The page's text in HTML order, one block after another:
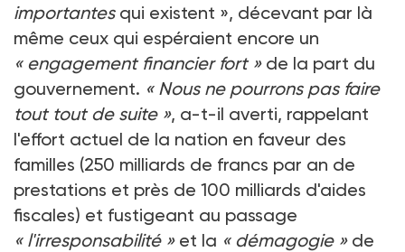
importantesqui existent », décevant par là
même ceux qui espéraient encore un
« engagement financier fort »de la part du
gouvernement. « Nous ne pourrons pas faire
tout tout de suite », a-t-il averti, rappelant
l'effort actuel de la nation en faveur des
familles (250 milliards de francs par an de
prestations et près de 100 milliards d'aides
fiscales) et fustigeant au passage
« l'irresponsabilité »et la « démagogie »de